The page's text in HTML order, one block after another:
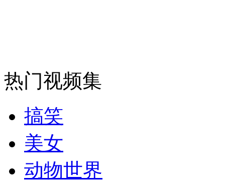
安徽一实载49人客车翻车
走！跟着总书记去植树
热门视频集
搞笑
美女
动物世界